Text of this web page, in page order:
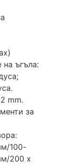
на ъгъла:
mm.
за
100-
200 х